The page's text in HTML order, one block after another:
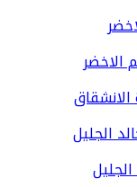
الاخضر